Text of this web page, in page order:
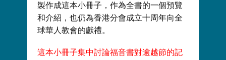
製作成這本小冊子，作為全書的一個預覽
和介紹，也仍為香港分會成立十周年向全
球華人教會的獻禮。
這本小冊子集中討論福音書對逾越節的記